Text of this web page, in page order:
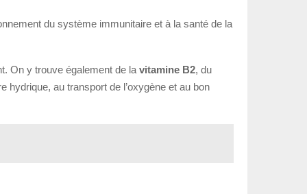
du système immunitaire et à la santé de la
On y trouve également de la vitamine B2, du
hydrique, au transport de l’oxygène et au bon